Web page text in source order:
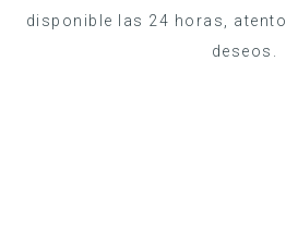
disponible las 24 horas,
deseos.